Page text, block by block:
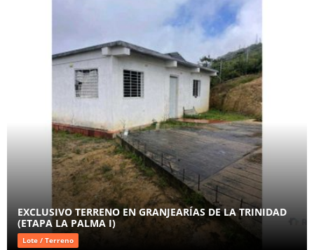
EXCLUSIVO TERRENO EN GRANJEARÍAS DE LA TRINIDAD
(ETAPA LA PALMA I)
Lote / Terreno